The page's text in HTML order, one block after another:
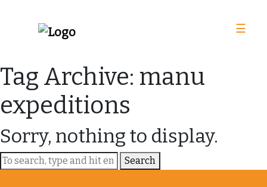
☰
Tag Archive: manu
expeditions
Sorry, nothing to display.
Search